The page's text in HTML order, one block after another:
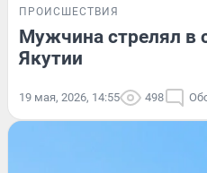
ПРОИСШЕСТВИЯ
Мужчина стрелял в
Якутии
19 мая, 2026, 14:55 498